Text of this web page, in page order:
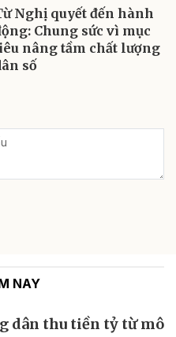
Nghị quyết đến hành
Chung sức vì mục
nâng tầm chất lượng
số
NAY
dân thu tiền tỷ từ mô